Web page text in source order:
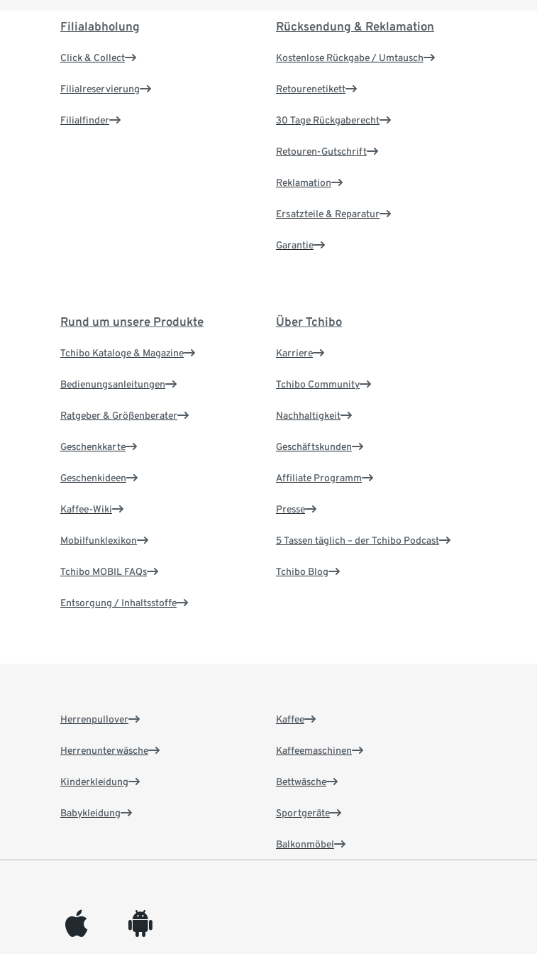
Filialabholung
Click & Collect
Filialreservierung
Filialfinder
Rücksendung & Reklamation
Kostenlose Rückgabe / Umtausch
Retourenetikett
30 Tage Rückgaberecht
Retouren-Gutschrift
Reklamation
Ersatzteile & Reparatur
Garantie
Rund um unsere Produkte
Tchibo Kataloge & Magazine
Bedienungsanleitungen
Ratgeber & Größenberater
Geschenkkarte
Geschenkideen
Kaffee-Wiki
Mobilfunklexikon
Tchibo MOBIL FAQs
Entsorgung / Inhaltsstoffe
Über Tchibo
Karriere
Tchibo Community
Nachhaltigkeit
Geschäftskunden
Affiliate Programm
Presse
5 Tassen täglich – der Tchibo Podcast
Tchibo Blog
Herrenpullover
Herrenunterwäsche
Kinderkleidung
Babykleidung
Kaffee
Kaffeemaschinen
Bettwäsche
Sportgeräte
Balkonmöbel
appleinc android